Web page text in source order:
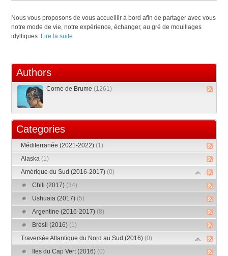
Nous vous proposons de vous accueillir à bord afin de partager avec vous
notre mode de vie, notre expérience, échanger, au gré de mouillages
idylliques. Lire la suite
Authors
Corne de Brume (1261)
Categories
Méditerranée (2021-2022) (1)
Alaska (1)
Amérique du Sud (2016-2017) (0)
Chili (2017) (34)
Ushuaia (2017) (5)
Argentine (2016-2017) (8)
Brésil (2016) (1)
Traversée Atlantique du Nord au Sud (2016) (0)
Iles du Cap Vert (2016) (0)